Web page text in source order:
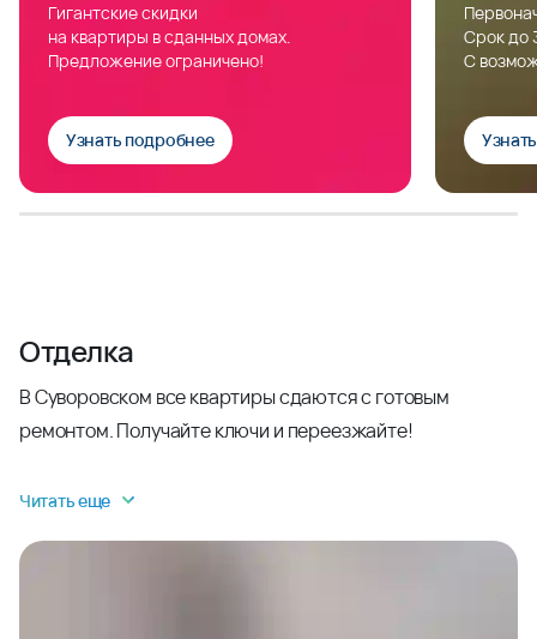
Гигантские скидки
на квартиры в сданных домах.
Предложение ограничено!
Узнать подробнее
Срок до
С
Отделка
В Суворовском все квартиры сдаются с готовым
ремонтом. Получайте ключи и переезжайте!
Читать еще